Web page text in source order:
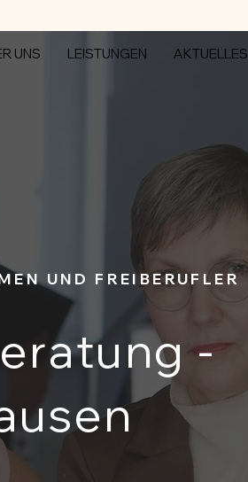
UNS LEISTUNGEN AKTUELLES
UND FREIBERUFLER
-